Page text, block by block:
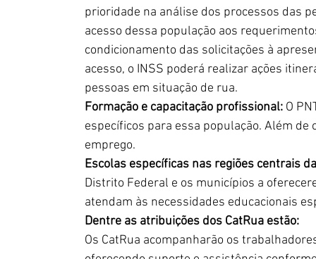
prioridade na análise dos processos das
acesso dessa população aos
condicionamento das solicitações à
acesso, o INSS poderá realizar ações
pessoas em situação de rua.
Formação e capacitação profissional: O
específicos para essa população. Além
emprego.
Escolas específicas nas regiões centrais
Distrito Federal e os municípios a
atendam às necessidades educacionais
Dentre as atribuições dos CatRua estão:
Os CatRua acompanharão os